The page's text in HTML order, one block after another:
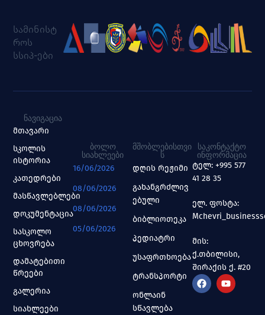
სამინისტ
როს
სსიპ-ები
ᲜᲐᲕᲘᲒᲐᲪᲘᲐ
მთავარი
სკოლის
ისტორია
კათედრები
მასწავლებლები
დოკუმენტაცია
სასკოლო
ცხოვრება
დამატებითი
წრეები
გალერია
სიახლეები
ᲑᲝᲚᲝ
ᲡᲘᲐᲮᲚᲔᲔᲑᲘ
16/06/2026
08/06/2026
08/06/2026
05/06/2026
ᲛᲨᲝᲑᲚᲔᲑᲘᲡᲗᲕᲘ
Ს
დღის რეჟიმი
გახანგრძლივ
ებული
ბიბლიოთეკა
პედიატრი
უსაფრთხოება
ტრანსპორტი
ონლაინ
სწავლება
ᲡᲐᲙᲝᲜᲢᲐᲥᲢᲝ
ᲘᲜᲤᲝᲠᲛᲐᲪᲘᲐ
ტელ: +995 577
41 28 35
ელ. ფოსტა:
მის:
ქ.თბილისი,
შირაქის ქ. #20